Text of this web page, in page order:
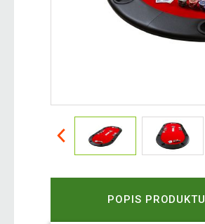
POPIS PRODUKTU